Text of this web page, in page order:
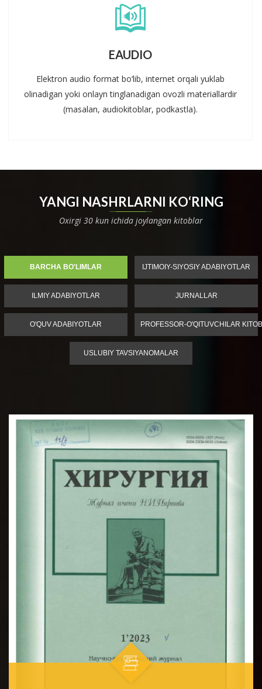
EAUDIO
Elektron audio format bo‘lib, internet orqali yuklab
olinadigan yoki onlayn tinglanadigan ovozli materiallardir
(masalan, audiokitoblar, podkastla).
YANGI NASHRLARNI KO‘RING
Oxirgi 30 kun ichida joylangan kitoblar
BARCHA BO'LIMLAR IJTIMOIY-SIYOSIY ADABIYOTLAR
ILMIY ADABIYOTLAR JURNALLAR
O'QUV ADABIYOTLAR PROFESSOR-O'QITUVCHILAR
USLUBIY TAVSIYANOMALAR